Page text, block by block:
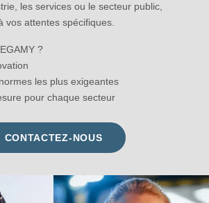
les services ou le secteur public,
vos attentes spécifiques.
?
les plus exigeantes
pour chaque secteur
CONTACTEZ-NOUS